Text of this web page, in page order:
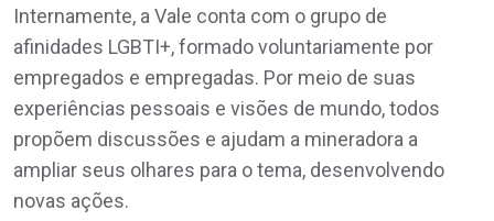
Internamente, a Vale conta com o grupo de
afinidades LGBTI+, formado voluntariamente por
empregados e empregadas. Por meio de suas
experiências pessoais e visões de mundo, todos
propõem discussões e ajudam a mineradora a
ampliar seus olhares para o tema, desenvolvendo
novas ações.